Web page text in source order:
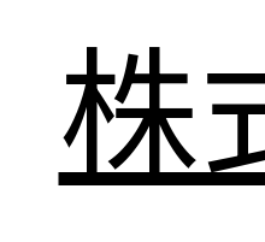
株